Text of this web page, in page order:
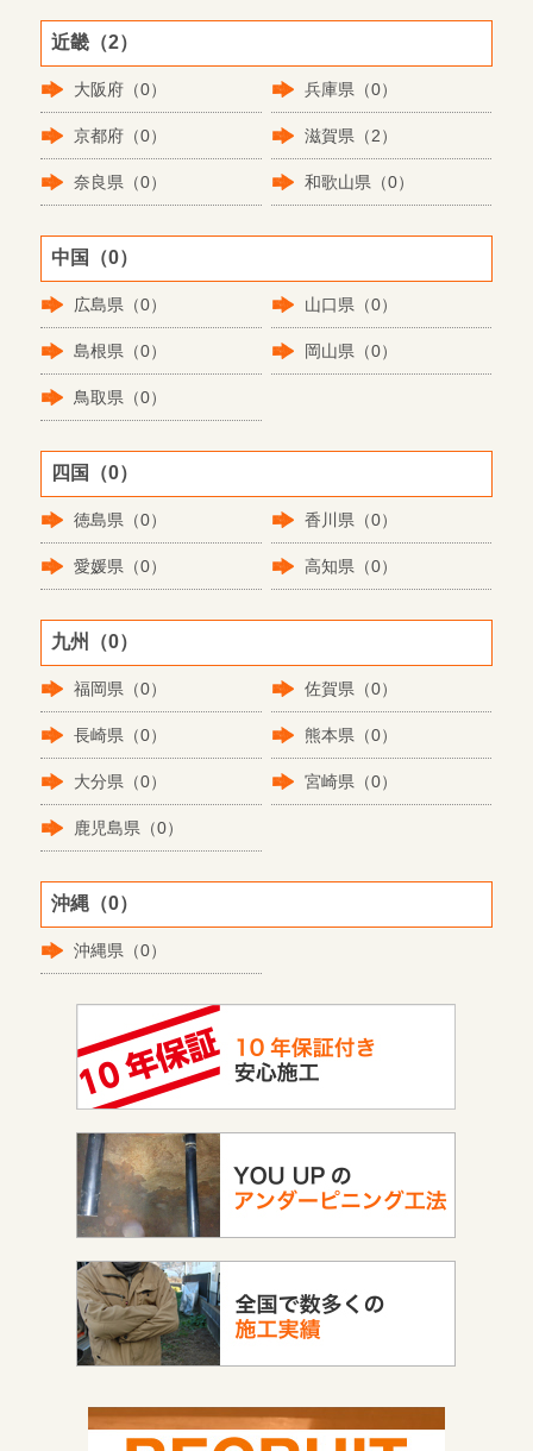
近畿（2）
大阪府（0） 兵庫県（0）
京都府（0） 滋賀県（2）
奈良県（0） 和歌山県（0）
中国（0）
広島県（0） 山口県（0）
島根県（0） 岡山県（0）
鳥取県（0）
四国（0）
徳島県（0） 香川県（0）
愛媛県（0） 高知県（0）
九州（0）
福岡県（0） 佐賀県（0）
長崎県（0） 熊本県（0）
大分県（0） 宮崎県（0）
鹿児島県（0）
沖縄（0）
沖縄県（0）